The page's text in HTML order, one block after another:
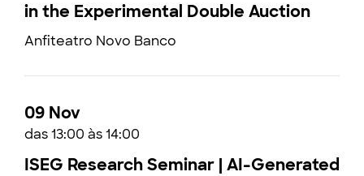
in the Experimental Double Auction
Anfiteatro Novo Banco
09 Nov
das 13:00 às 14:00
ISEG Research Seminar | AI-Generated